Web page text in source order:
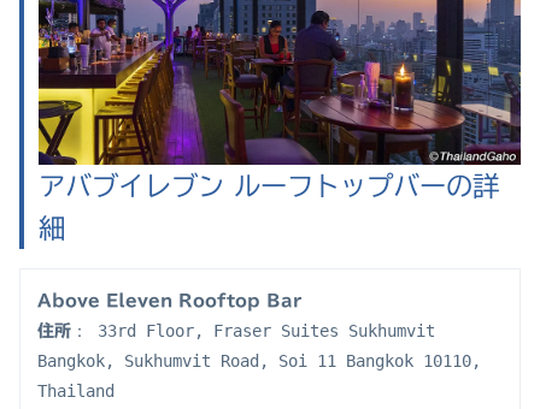
アバブイレブン ルーフトップバーの詳
細
Above Eleven Rooftop Bar
住所 ： 33rd Floor, Fraser Suites Sukhumvit
Bangkok, Sukhumvit Road, Soi 11 Bangkok 10110,
Thailand